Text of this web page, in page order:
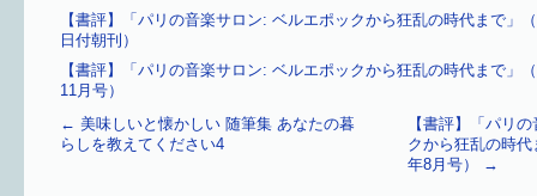
【書評】「パリの音楽サロン: ベルエポックから狂乱の時代まで」
日付朝刊）
【書評】「パリの音楽サロン: ベルエポックから狂乱の時代まで」
11月号）
← 美味しいと懐かしい 随筆集 あなたの暮
らしを教えてください4
【書評】「パリ
クから狂乱の時
年8月号）
→